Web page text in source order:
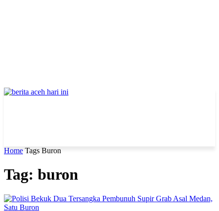
Home Tags Buron
Tag: buron